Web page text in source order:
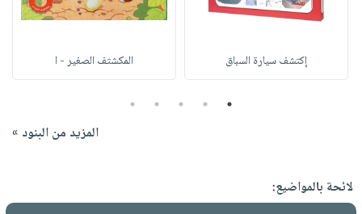
إكتشف سيارة السباق المكشتف الصغير - ا
1
2
3
4
5
المزيد من البنود »
لائحة بالمواضيع: